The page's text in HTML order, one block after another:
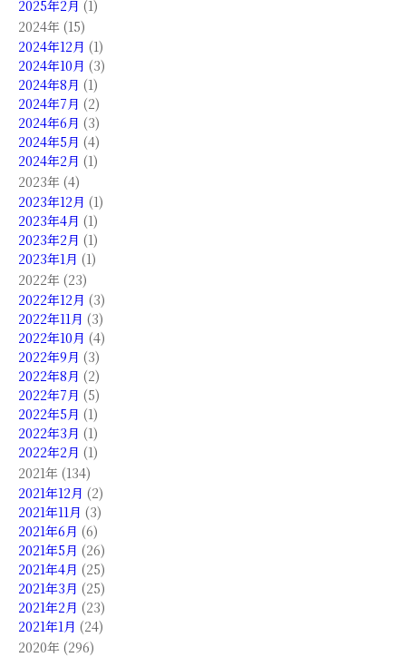
2025年2月 (1)
2024年 (15)
2024年12月 (1)
2024年10月 (3)
2024年8月 (1)
2024年7月 (2)
2024年6月 (3)
2024年5月 (4)
2024年2月 (1)
2023年 (4)
2023年12月 (1)
2023年4月 (1)
2023年2月 (1)
2023年1月 (1)
2022年 (23)
2022年12月 (3)
2022年11月 (3)
2022年10月 (4)
2022年9月 (3)
2022年8月 (2)
2022年7月 (5)
2022年5月 (1)
2022年3月 (1)
2022年2月 (1)
2021年 (134)
2021年12月 (2)
2021年11月 (3)
2021年6月 (6)
2021年5月 (26)
2021年4月 (25)
2021年3月 (25)
2021年2月 (23)
2021年1月 (24)
2020年 (296)